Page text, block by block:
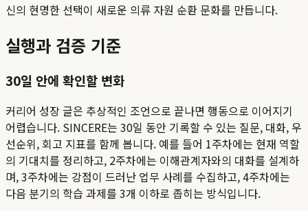
신의 현명한 선택이 새로운 의류 자원 순환 문화를 만듭니다.
실행과 검증 기준
30일 안에 확인할 변화
커리어 성장 글은 추상적인 조언으로 끝나면 행동으로 이어지기
어렵습니다. SINCERE는 30일 동안 기록할 수 있는 질문, 대화, 우
선순위, 회고 지표를 함께 봅니다. 예를 들어 1주차에는 현재 역할
의 기대치를 정리하고, 2주차에는 이해관계자와의 대화를 설계하
며, 3주차에는 강점이 드러난 업무 사례를 수집하고, 4주차에는
다음 분기의 학습 과제를 3개 이하로 좁히는 방식입니다.